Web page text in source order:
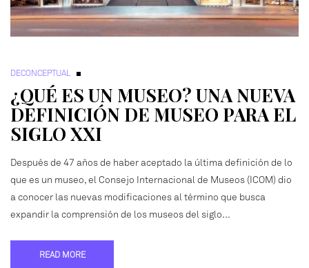
DECONCEPTUAL
¿QUÉ ES UN MUSEO? UNA NUEVA
DEFINICIÓN DE MUSEO PARA EL
SIGLO XXI
Después de 47 años de haber aceptado la última definición de lo
que es un museo, el Consejo Internacional de Museos (ICOM) dio
a conocer las nuevas modificaciones al término que busca
expandir la comprensión de los museos del siglo…
READ MORE